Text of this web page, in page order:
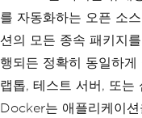
를 자동화하는 오픈 소
션의 모든 종속 패키지
행되든 정확히 동일하게
랩톱, 테스트 서버, 또는
Docker는 애플리케이